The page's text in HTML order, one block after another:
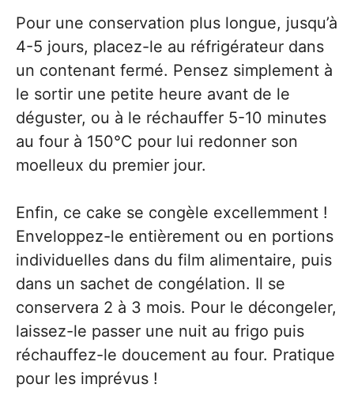
Pour une conservation plus longue, jusqu’à
4-5 jours, placez-le au réfrigérateur dans
un contenant fermé. Pensez simplement à
le sortir une petite heure avant de le
déguster, ou à le réchauffer 5-10 minutes
au four à 150°C pour lui redonner son
moelleux du premier jour.
Enfin, ce cake se congèle excellemment !
Enveloppez-le entièrement ou en portions
individuelles dans du film alimentaire, puis
dans un sachet de congélation. Il se
conservera 2 à 3 mois. Pour le décongeler,
laissez-le passer une nuit au frigo puis
réchauffez-le doucement au four. Pratique
pour les imprévus !